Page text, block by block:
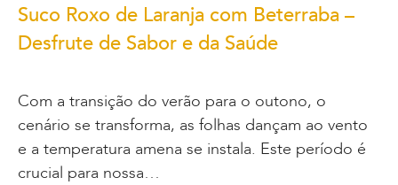
Suco Roxo de Laranja com Beterraba –
Desfrute de Sabor e da Saúde
Com a transição do verão para o outono, o
cenário se transforma, as folhas dançam ao vento
e a temperatura amena se instala. Este período é
crucial para nossa…